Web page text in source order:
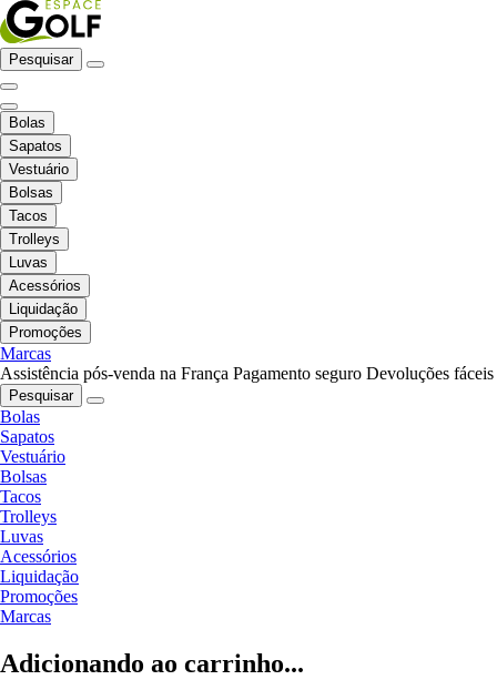
Pesquisar
Bolas
Sapatos
Vestuário
Bolsas
Tacos
Trolleys
Luvas
Acessórios
Liquidação
Promoções
Marcas
Assistência pós-venda na França Pagamento seguro Devoluções fáceis
Pesquisar
Bolas
Sapatos
Vestuário
Bolsas
Tacos
Trolleys
Luvas
Acessórios
Liquidação
Promoções
Marcas
Adicionando ao carrinho...